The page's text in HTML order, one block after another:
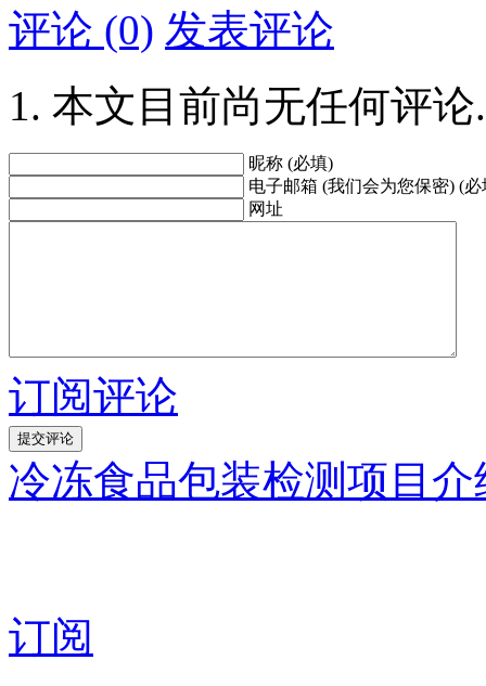
评论 (0) 发表评论
本文目前尚无任何评论.
昵称 (必填)
电子邮箱 (我们会为您保密) (必
网址
订阅评论
冷冻食品包装检测项目介
订阅